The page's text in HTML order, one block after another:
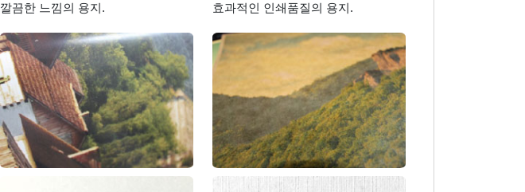
깔끔한 느낌의 용지.
효과적인 인쇄품질의 용지.